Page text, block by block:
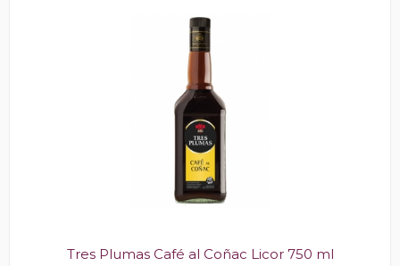
Tres Plumas Café al Coñac Licor 750 ml